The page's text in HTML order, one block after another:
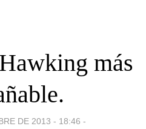
más
DE 2013 - 18:46 -